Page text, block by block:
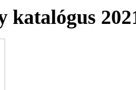
katalógus